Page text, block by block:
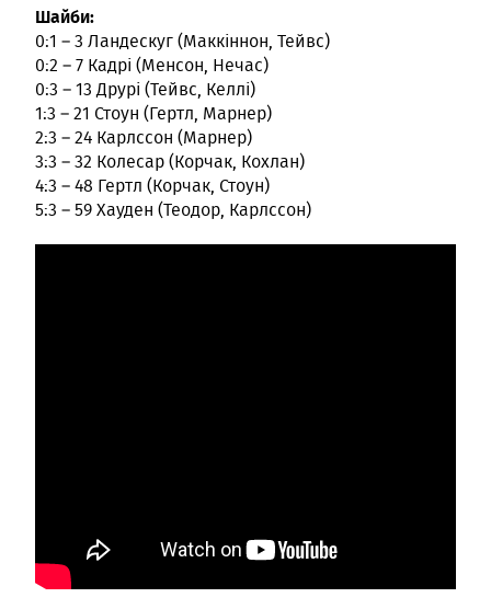
Шайби:
0:1 – 3 Ландескуг (Маккіннон, Тейвс)
0:2 – 7 Кадрі (Менсон, Нечас)
0:3 – 13 Друрі (Тейвс, Келлі)
1:3 – 21 Стоун (Гертл, Марнер)
2:3 – 24 Карлссон (Марнер)
3:3 – 32 Колесар (Корчак, Кохлан)
4:3 – 48 Гертл (Корчак, Стоун)
5:3 – 59 Хауден (Теодор, Карлссон)